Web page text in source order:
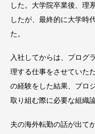
した。大学院卒業後、理
したが、最終的に大学時
た。
入社してからは、プログ
理する仕事をさせていた
の経験をした結果、プロ
取り組む際に必要な組織
夫の海外転勤の話が出て